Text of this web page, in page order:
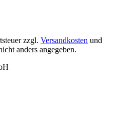
zzgl. Versandkosten und
anders angegeben.